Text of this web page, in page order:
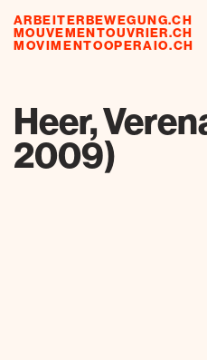
ARBEITERBEWEGUNG.CH
MOUVEMENTOUVRIER.CH
MOVIMENTOOPERAIO.CH
risorse
Heer,
2009)